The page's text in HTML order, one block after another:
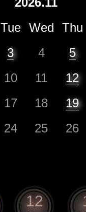
Tue Wed Thu
3 4 5
10 11 12
17 18 19
24 25 26
12